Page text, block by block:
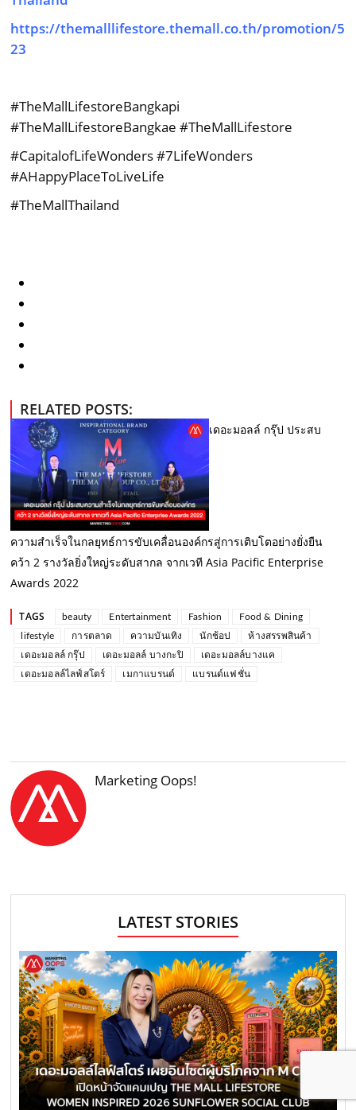
https://themalllifestore.themall.co.th/promotion/5
23
#TheMallLifestoreBangkapi
#TheMallLifestoreBangkae #TheMallLifestore
#CapitalofLifeWonders#7LifeWonders
#AHappyPlaceToLiveLife
#TheMallThailand
RELATED POSTS:
เดอะมอลล์ กรุ๊ป ประสบ
ความสำเร็จในกลยุทธ์การขับเคลื่อนองค์กรสู่การเติบโตอย่างยั่งยืน
คว้า 2 รางวัลยิ่งใหญ่ระดับสากล จากเวที Asia Pacific Enterprise
Awards 2022
TAGS beauty Entertainment Fashion
Food & Dining
lifestyle
การตลาด ความบันเทิง นักช้อป
ห้างสรรพสินค้า
เดอะมอลล์ กรุ๊ป
เดอะมอลล์ บางกะปิ
เดอะมอลล์บางแค
เดอะมอลล์ไลฟ์สโตร์
เมกาแบรนด์ แบรนด์แฟชั่น
Marketing Oops!
LATEST STORIES